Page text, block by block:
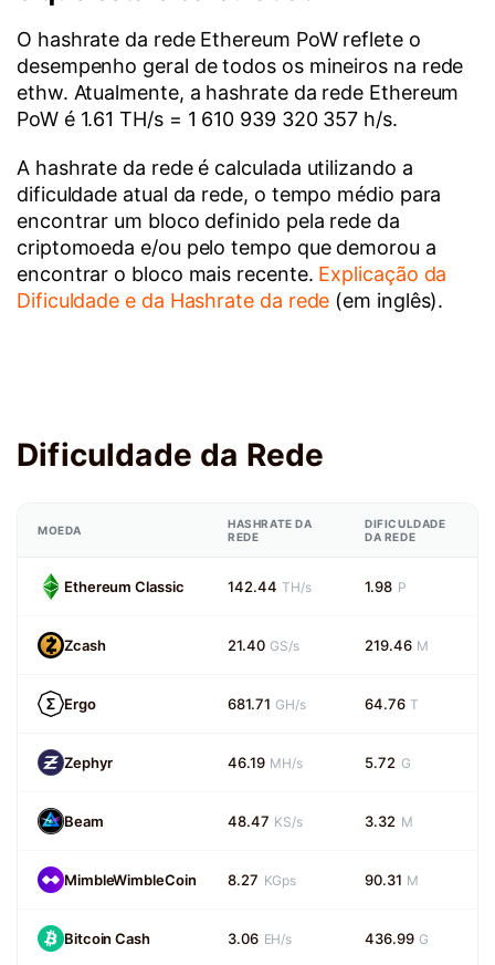
O hashrate da rede Ethereum PoW reflete o
desempenho geral de todos os mineiros na rede
ethw. Atualmente, a hashrate da rede Ethereum
PoW é 1.61 TH/s = 1 610 939 320 357 h/s.
A hashrate da rede é calculada utilizando a
dificuldade atual da rede, o tempo médio para
encontrar um bloco definido pela rede da
criptomoeda e/ou pelo tempo que demorou a
encontrar o bloco mais recente. Explicação da
Dificuldade e da Hashrate da rede (em inglês).
Dificuldade da Rede
MOEDA
HASHRATE DA
REDE
DIFICULDADE
DA REDE
Ethereum Classic 142.44 TH/s 1.98 P
Zcash 21.40 GS/s 219.46 M
Ergo 681.71 GH/s 64.76 T
Zephyr 46.19 MH/s 5.72 G
Beam 48.47 KS/s 3.32 M
MimbleWimbleCoin 8.27 KGps 90.31 M
Bitcoin Cash 3.06 EH/s 436.99 G